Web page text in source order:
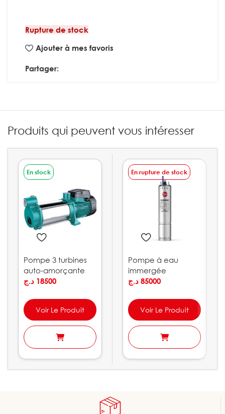
Rupture de stock
Ajouter à mes favoris
Partager:
Produits qui peuvent vous intéresser
En stock
Pompe 3 turbines
auto-amorçante
LEO | ACSm100S
18500 د.ج
Voir Le Produit
En rupture de stock
Pompe à eau
immergée
PEDROLLO
85000 د.ج
Voir Le Produit